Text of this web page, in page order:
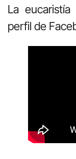
La
perfil de